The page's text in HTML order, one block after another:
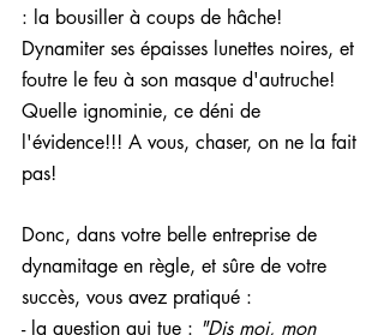
: la bousiller à coups de hâche!
Dynamiter ses épaisses lunettes noires, et
foutre le feu à son masque d'autruche!
Quelle ignominie, ce déni de
l'évidence!!! A vous, chaser, on ne la fait
pas!
Donc, dans votre belle entreprise de
dynamitage en règle, et sûre de votre
succès, vous avez pratiqué :
- la question qui tue : "Dis moi, mon